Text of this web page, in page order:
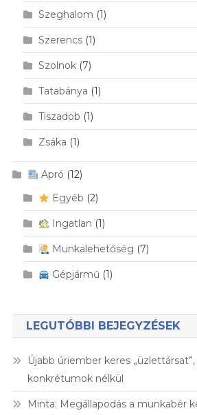
Szeghalom (1)
Szerencs(1)
Szolnok(7)
Tatabánya (1)
Tiszadob (1)
Zsáka (1)
Apró (12)
Egyéb (2)
Ingatlan (1)
Munkalehetőség (7)
Gépjármű (1)
LEGUTÓBBI BEJEGYZÉSEK
Újabb úriember keres
konkrétumok nélkül
Minta: Megállapodás a munkabér